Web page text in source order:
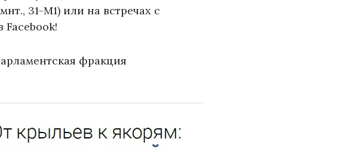
31-М1) или на встречах с
Facebook!
фракция